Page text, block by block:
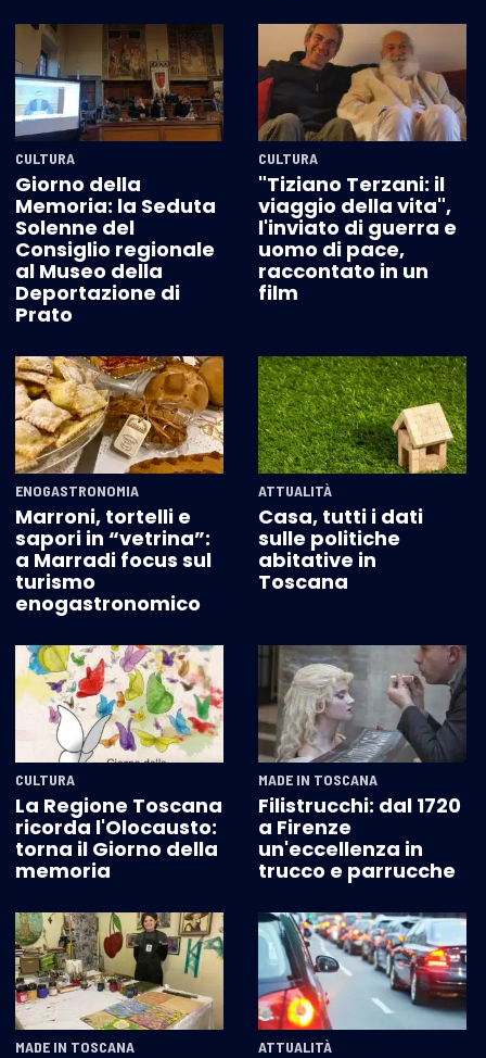
CULTURA
Giorno della
Memoria: la Seduta
Solenne del
Consiglio regionale
al Museo della
Deportazione di
Prato
CULTURA
"Tiziano Terzani: il
viaggio della vita",
l'inviato di guerra e
uomo di pace,
raccontato in un
film
ENOGASTRONOMIA
Marroni, tortelli e
sapori in “vetrina”:
a Marradi focus sul
turismo
enogastronomico
ATTUALITÀ
Casa, tutti i dati
sulle politiche
abitative in
Toscana
CULTURA
La Regione Toscana
ricorda l'Olocausto:
torna il Giorno della
memoria
MADE IN TOSCANA
Filistrucchi: dal 1720
a Firenze
un'eccellenza in
trucco e parrucche
MADE IN TOSCANA ATTUALITÀ